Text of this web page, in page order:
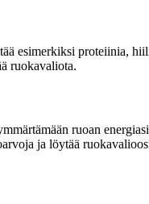
esimerkiksi proteiinia,
ruokavaliota.
ruoan
ja löytää